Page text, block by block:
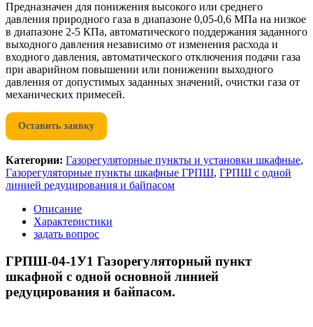
Предназначен для понижения высокого или среднего
давления природного газа в диапазоне 0,05-0,6 МПа на низкое
в диапазоне 2-5 КПа, автоматического поддержания заданного
выходного давления независимо от изменения расхода и
входного давления, автоматического отключения подачи газа
при аварийном повышении или понижении выходного
давления от допустимых заданных значений, очистки газа от
механических примесей.
Оставить заявку
Категории: Газорегуляторные пункты и установки шкафные,
Газорегуляторные пункты шкафные ГРПШ, ГРПШ с одной
линией редуцирования и байпасом
Описание
Характеристики
задать вопрос
ГРПШ-04-1У1 Газорегуляторный пункт
шкафной с одной основной линией
редуцирования и байпасом.